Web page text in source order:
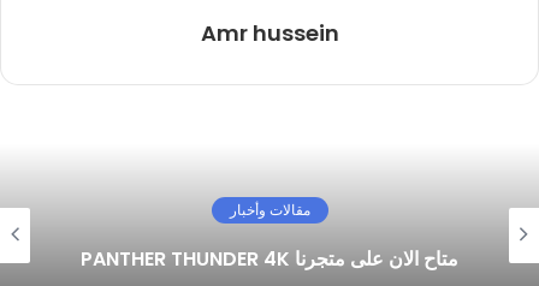
Amr hussein
مقالات وأخبار
متاح الان على متجرنا PANTHER THUNDER 4K